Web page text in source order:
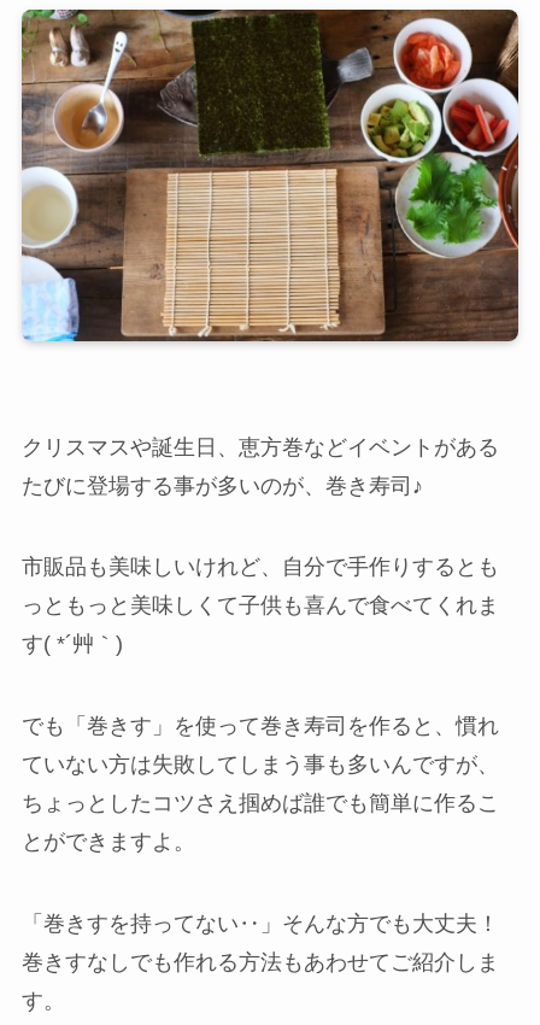
クリスマスや誕生日、恵方巻などイベントがある
たびに登場する事が多いのが、巻き寿司♪
市販品も美味しいけれど、自分で手作りするとも
っともっと美味しくて子供も喜んで食べてくれま
す( *´艸｀)
でも「巻きす」を使って巻き寿司を作ると、慣れ
ていない方は失敗してしまう事も多いんですが、
ちょっとしたコツさえ掴めば誰でも簡単に作るこ
とができますよ。
「巻きすを持ってない‥」そんな方でも大丈夫！
巻きすなしでも作れる方法もあわせてご紹介しま
す。